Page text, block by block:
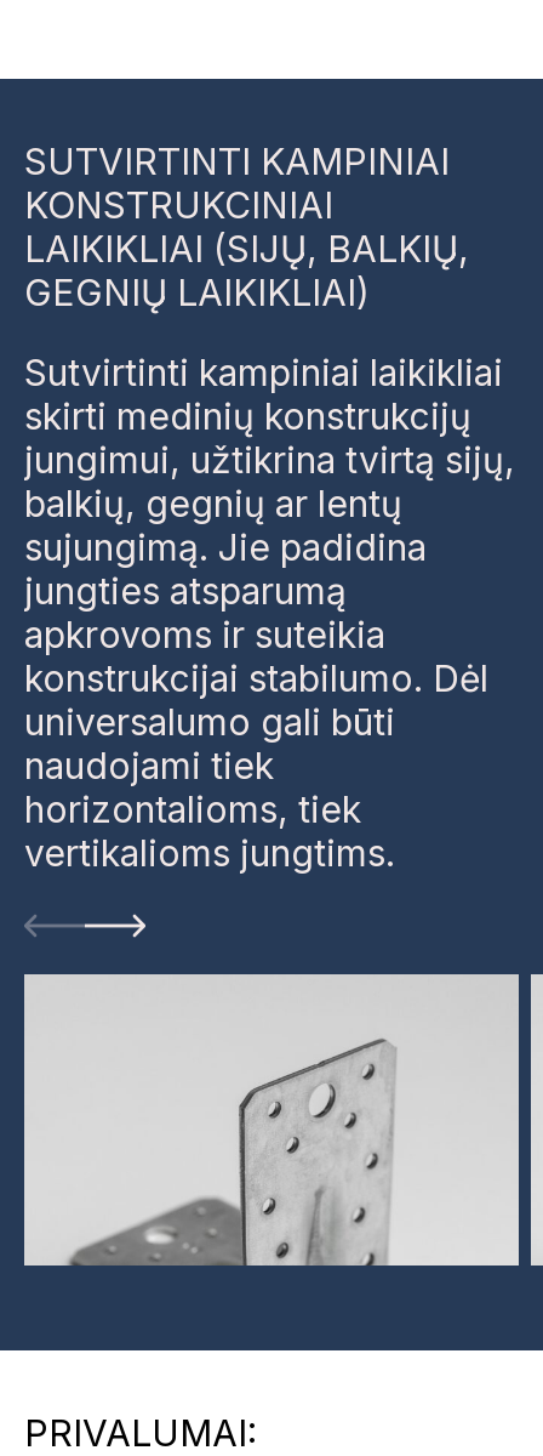
SUTVIRTINTI KAMPINIAI
KONSTRUKCINIAI
LAIKIKLIAI (SIJŲ, BALKIŲ,
GEGNIŲ LAIKIKLIAI)
Sutvirtinti kampiniai laikikliai
skirti medinių konstrukcijų
jungimui, užtikrina tvirtą sijų,
balkių, gegnių ar lentų
sujungimą. Jie padidina
jungties atsparumą
apkrovoms ir suteikia
konstrukcijai stabilumo. Dėl
universalumo gali būti
naudojami tiek
horizontalioms, tiek
vertikalioms jungtims.
PRIVALUMAI: